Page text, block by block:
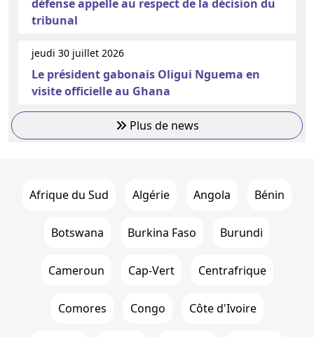
défense appelle au respect de la décision du
tribunal
jeudi 30 juillet 2026
Le président gabonais Oligui Nguema en
visite officielle au Ghana
Plus de news
Afrique du Sud Algérie Angola Bénin
Botswana Burkina Faso Burundi
Cameroun Cap-Vert Centrafrique
Comores Congo Côte d'Ivoire